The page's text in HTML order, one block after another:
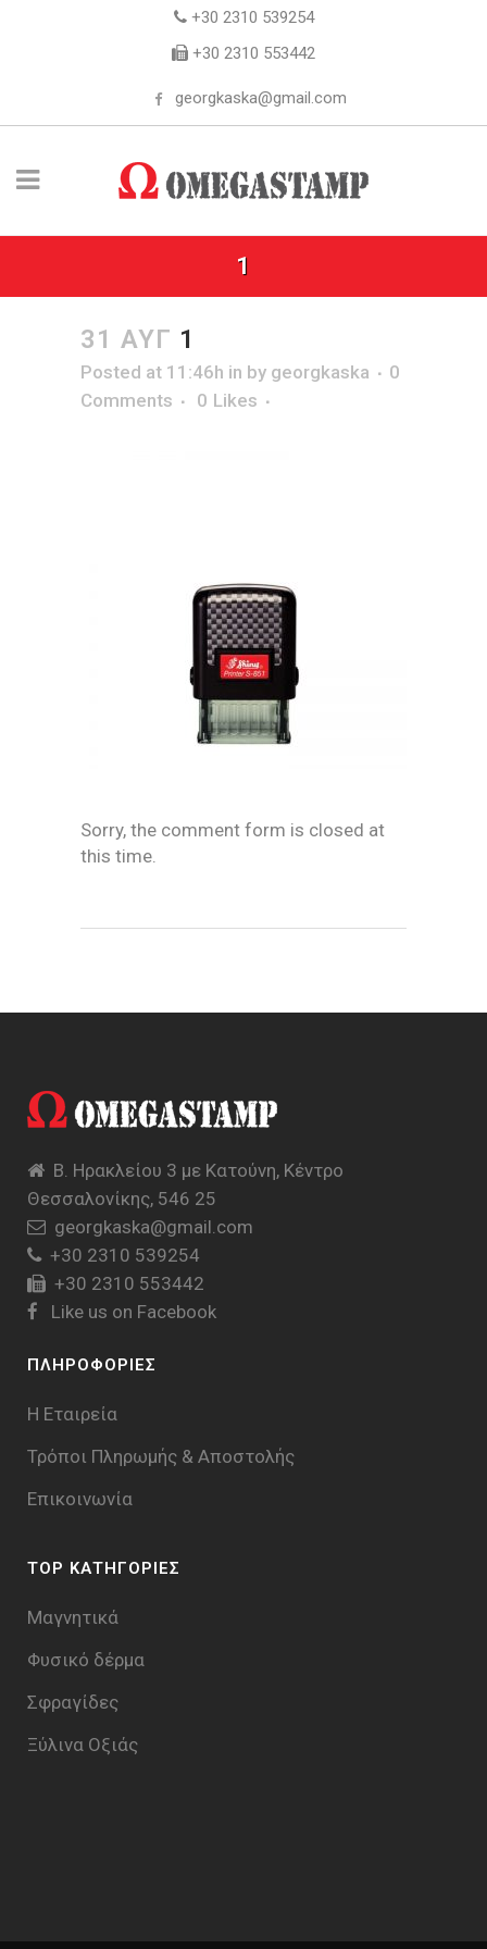
+30 2310 539254
+30 2310 553442
georgkaska@gmail.com
1
31 ΑΥΓ 1
Posted at 11:46h in by georgkaska
0
Comments
0 Likes
Sorry, the comment form is closed at
this time.
Β. Ηρακλείου 3 με Κατούνη, Κέντρο
Θεσσαλονίκης, 546 25
georgkaska@gmail.com
+30 2310 539254
+30 2310 553442
Like us on Facebook
ΠΛΗΡΟΦΟΡΙΕΣ
Η Εταιρεία
Τρόποι Πληρωμής & Aποστολής
Επικοινωνία
TOP ΚΑΤΗΓΟΡΙΕΣ
Μαγνητικά
Φυσικό δέρμα
Σφραγίδες
Ξύλινα Οξιάς